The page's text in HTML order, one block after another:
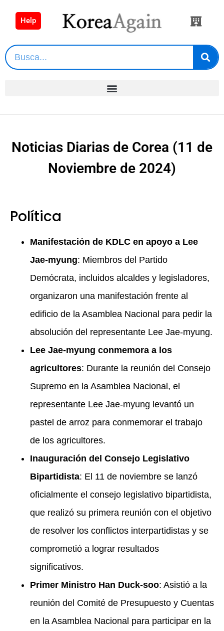
Help
Noticias Diarias de Corea (11 de
Noviembre de 2024)
Política
Manifestación de KDLC en apoyo a Lee
Jae-myung: Miembros del Partido
Demócrata, incluidos alcaldes y legisladores,
organizaron una manifestación frente al
edificio de la Asamblea Nacional para pedir la
absolución del representante Lee Jae-myung.
Lee Jae-myung conmemora a los
agricultores: Durante la reunión del Consejo
Supremo en la Asamblea Nacional, el
representante Lee Jae-myung levantó un
pastel de arroz para conmemorar el trabajo
de los agricultores.
Inauguración del Consejo Legislativo
Bipartidista: El 11 de noviembre se lanzó
oficialmente el consejo legislativo bipartidista,
que realizó su primera reunión con el objetivo
de resolver los conflictos interpartidistas y se
comprometió a lograr resultados
significativos.
Primer Ministro Han Duck-soo: Asistió a la
reunión del Comité de Presupuesto y Cuentas
en la Asamblea Nacional para participar en la